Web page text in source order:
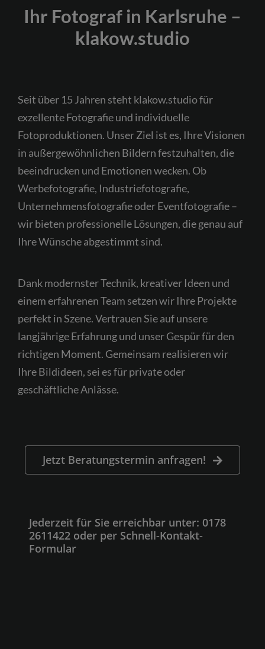
Ihr Fotograf in Karlsruhe –
klakow.studio
Seit über 15 Jahren steht klakow.studio für
exzellente Fotografie und individuelle
Fotoproduktionen. Unser Ziel ist es, Ihre Visionen
in außergewöhnlichen Bildern festzuhalten, die
beeindrucken und Emotionen wecken. Ob
Werbefotografie, Industriefotografie,
Unternehmensfotografie oder Eventfotografie –
wir bieten professionelle Lösungen, die genau auf
Ihre Wünsche abgestimmt sind.
Dank modernster Technik, kreativer Ideen und
einem erfahrenen Team setzen wir Ihre Projekte
perfekt in Szene. Vertrauen Sie auf unsere
langjährige Erfahrung und unser Gespür für den
richtigen Moment. Gemeinsam realisieren wir
Ihre Bildideen, sei es für private oder
geschäftliche Anlässe.
Jetzt Beratungstermin anfragen!
Jederzeit für Sie erreichbar unter: 0178
2611422 oder per Schnell-Kontakt-
Formular